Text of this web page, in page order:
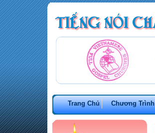
Trang Chủ Chương Trình